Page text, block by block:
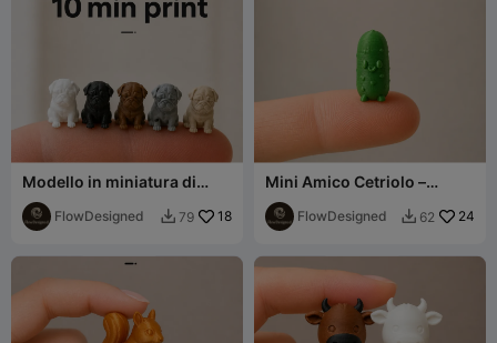
Modello in miniatura di
Carlino – Stampa rapida
ultra dettagliata
FlowDesigned  79 18
Mini Amico Cetriolo –
Modello Carino
FlowDesigned  62 24